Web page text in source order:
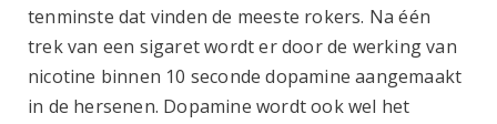
tenminste dat vinden de meeste rokers. Na één
trek van een sigaret wordt er door de werking van
nicotine binnen 10 seconde dopamine aangemaakt
in de hersenen. Dopamine wordt ook wel het